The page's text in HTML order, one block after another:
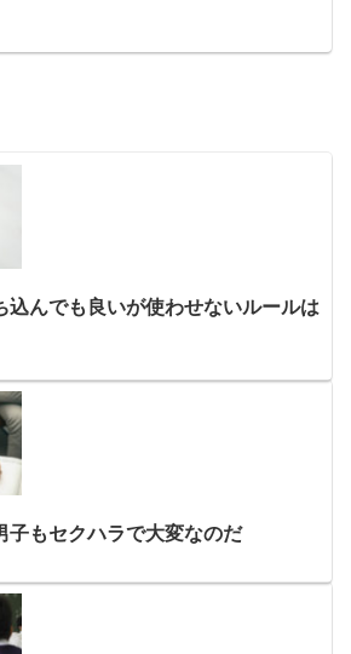
込んでも良いが使わせないルールは
子もセクハラで大変なのだ